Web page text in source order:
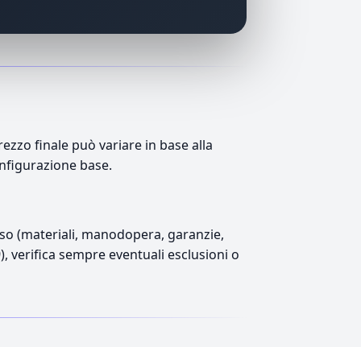
finale può variare in base alla
base.
(materiali, manodopera, garanzie,
verifica sempre eventuali esclusioni o